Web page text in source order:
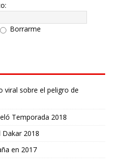
Borrarme
viral sobre el peligro de
Temporada 2018
2018
en 2017